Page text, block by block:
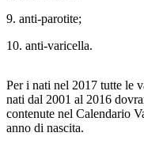
9. anti-parotite;
10. anti-varicella.
Per i nati nel 2017 tutte le
nati dal 2001 al 2016
contenute nel Calendario
anno di nascita.